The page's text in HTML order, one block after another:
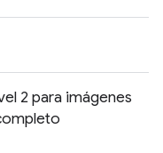
2 para imágenes